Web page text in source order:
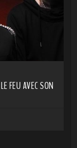
FEU AVEC SON